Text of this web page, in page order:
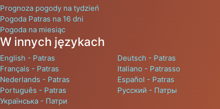
Prognoza pogody na tydzień
Pogoda Patras na 16 dni
Pogoda na miesiąc
W innych językach
English - Patras
Deutsch - Patras
Français - Patras
Italiano - Patrasso
Nederlands - Patras
Español - Patras
Português - Patras
Русский - Патры
Українська - Патри